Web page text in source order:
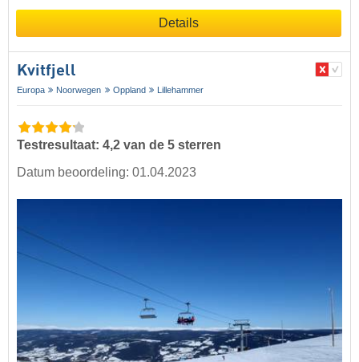
Details
Kvitfjell
Europa Noorwegen Oppland Lillehammer
Testresultaat: 4,2 van de 5 sterren
Datum beoordeling: 01.04.2023